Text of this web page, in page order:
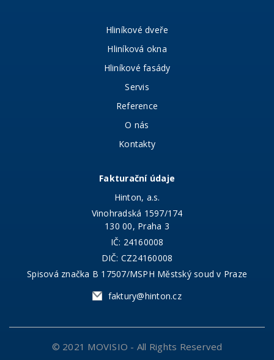
Hliníkové dveře
Hliníková okna
Hliníkové fasády
Servis
Reference
O nás
Kontakty
Fakturační údaje
Hinton, a.s.
Vinohradská 1597/174
130 00, Praha 3
IČ: 24160008
DIČ: CZ24160008
Spisová značka B 17507/MSPH Městský soud v Praze
faktury@hinton.cz
© 2021 MOVISIO - All Rights Reserved